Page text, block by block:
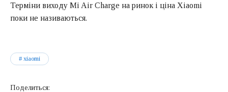
Терміни виходу Mi Air Charge на ринок і ціна Xiaomi
поки не називаються.
xiaomi
Поделиться: